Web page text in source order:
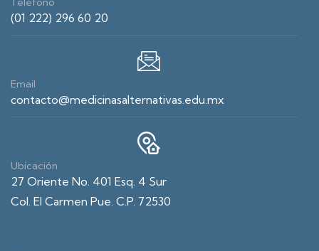
(01 222) 296 60 20
Email
contacto@medicinasalternativas.edu.mx
Ubicación
27 Oriente No. 401 Esq. 4 Sur
Col. El Carmen Pue. C.P. 72530